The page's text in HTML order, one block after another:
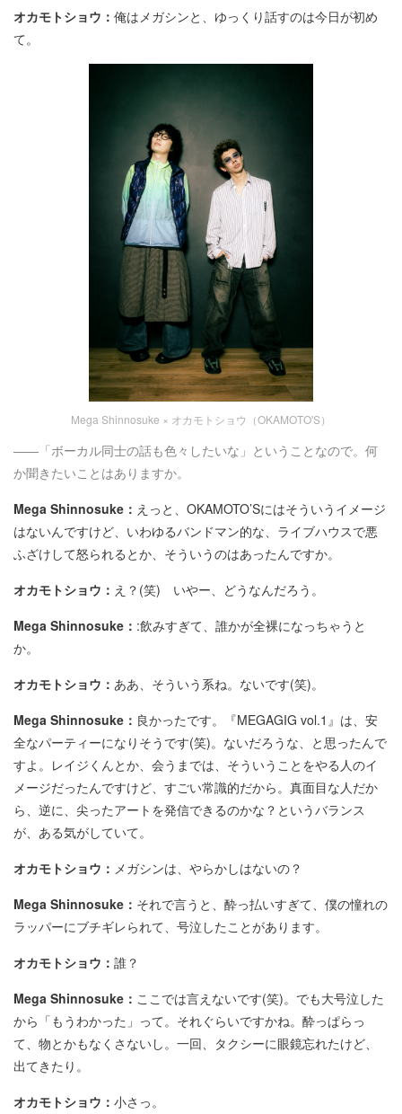
オカモトショウ： 俺はメガシンと、ゆっくり話すのは今日が初め
て。
Mega Shinnosuke × オカモトショウ（OKAMOTO'S）
――「ボーカル同士の話も色々したいな」ということなので。何
か聞きたいことはありますか。
Mega Shinnosuke： えっと、OKAMOTO’Sにはそういうイメージ
はないんですけど、いわゆるバンドマン的な、ライブハウスで悪
ふざけして怒られるとか、そういうのはあったんですか。
オカモトショウ： え？(笑) いやー、どうなんだろう。
Mega Shinnosuke： :飲みすぎて、誰かが全裸になっちゃうと
か。
オカモトショウ： ああ、そういう系ね。ないです(笑)。
Mega Shinnosuke： 良かったです。『MEGAGIG vol.1』は、安
全なパーティーになりそうです(笑)。ないだろうな、と思ったんで
すよ。レイジくんとか、会うまでは、そういうことをやる人のイ
メージだったんですけど、すごい常識的だから。真面目な人だか
ら、逆に、尖ったアートを発信できるのかな？というバランス
が、ある気がしていて。
オカモトショウ： メガシンは、やらかしはないの？
Mega Shinnosuke： それで言うと、酔っ払いすぎて、僕の憧れの
ラッパーにブチギレられて、号泣したことがあります。
オカモトショウ： 誰？
Mega Shinnosuke： ここでは言えないです(笑)。でも大号泣した
から「もうわかった」って。それぐらいですかね。酔っぱらっ
て、物とかもなくさないし。一回、タクシーに眼鏡忘れたけど、
出てきたり。
オカモトショウ： 小さっ。